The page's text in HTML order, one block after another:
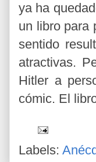
ya ha
un libro para
sentido
atractivas.
Hitler a
cómic. El
Labels: